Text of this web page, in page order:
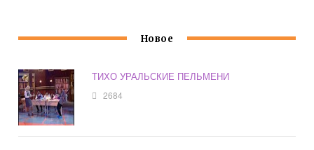
Новое
ТИХО УРАЛЬСКИЕ ПЕЛЬМЕНИ
2684